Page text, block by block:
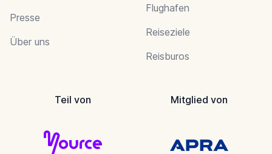
Presse
Über uns
Flughafen
Reiseziele
Reisburos
Teil von Mitglied von